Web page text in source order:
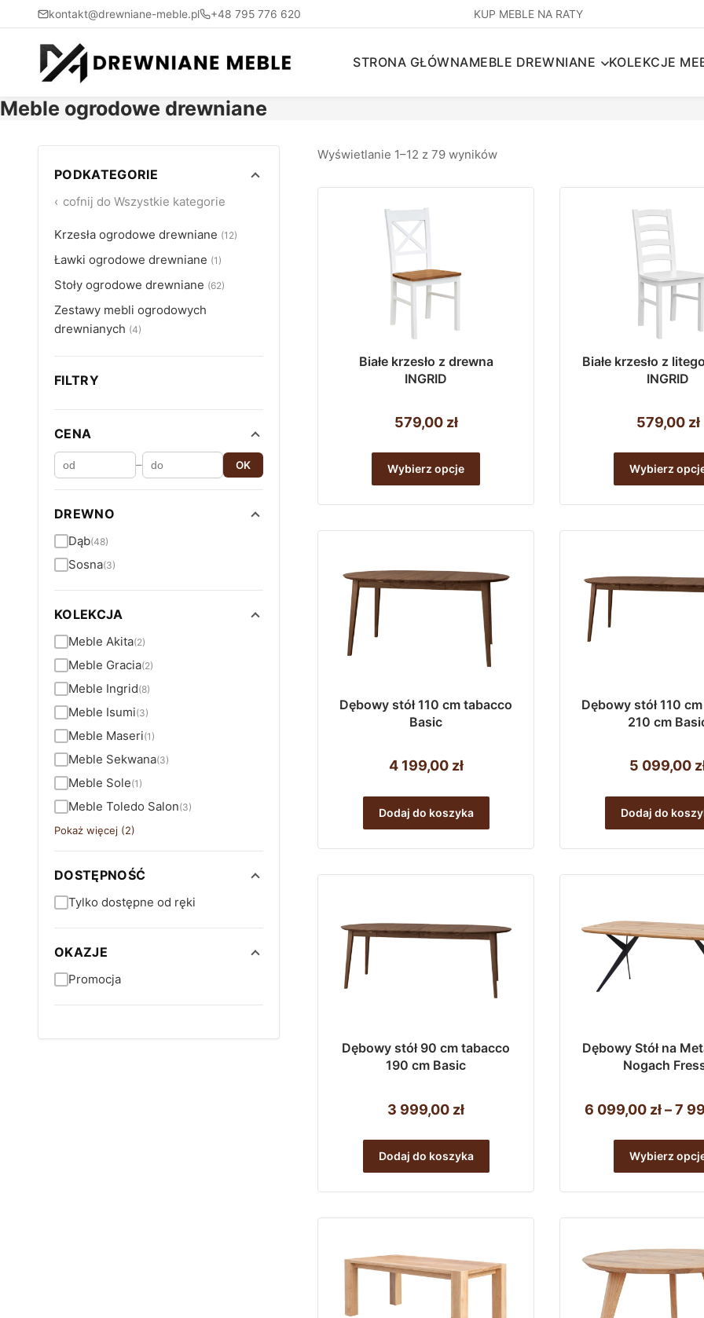
kontakt@drewniane-meble.pl +48 795 776 620 KUP MEBLE NA RATY
STRONA GŁÓWNAMEBLE DREWNIANE KOLEKCJE
Meble ogrodowe drewniane
PODKATEGORIE
‹ cofnij do Wszystkie kategorie
Krzesła ogrodowe drewniane (12)
Ławki ogrodowe drewniane (1)
Stoły ogrodowe drewniane (62)
Zestawy mebli ogrodowych
drewnianych (4)
FILTRY
CENA
– OK
DREWNO
Dąb(48)
Sosna(3)
KOLEKCJA
Meble Akita(2)
Meble Gracia(2)
Meble Ingrid(8)
Meble Isumi(3)
Meble Maseri(1)
Meble Sekwana(3)
Meble Sole(1)
Meble Toledo Salon(3)
Pokaż więcej (2)
DOSTĘPNOŚĆ
Tylko dostępne od ręki
OKAZJE
Promocja
Wyświetlanie 1–12 z 79 wyników
Białe krzesło z drewna
INGRID
579,00 zł
Wybierz opcje
Ten
ma
wiele
wariantów.
wybrać
na
stronie
produktu
Białe krzesło z
INGRID
579,00 zł
Wybierz
Dębowy stół 110 cm tabacco
Basic
4 199,00 zł
Dodaj do koszyka
Dębowy stół 110
210 cm
5 099,00
Dodaj do
Dębowy stół 90 cm tabacco
190 cm Basic
3 999,00 zł
Dodaj do koszyka
Dębowy Stół na
Nogach
6 099,00 zł–7
Wybierz